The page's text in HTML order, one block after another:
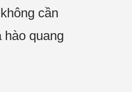
cần
quang